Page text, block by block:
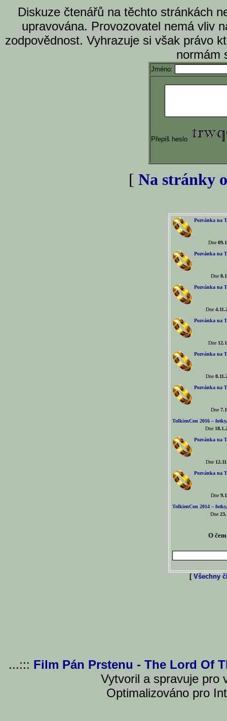
Diskuze čtenářů na těchto stránkách
upravována. Provozovatel nemá vliv
zodpovědnost. Vyhrazuje si však právo
normám
Jméno:
Přepiš heslo
[ Na stránky
Pozvánka na
Dne
Pozvánka na
Dne
Pozvánka na
Dne
Pozvánka na
Dne
Pozvánka na
Dne
Pozvánka na
Dne
TolkienCon 2016 –
Dne
Pozvánka na
Dne
Pozvánka na
Dne
TolkienCon 2014 –
Dne
O
[ Všechny
...::: Film Pán Prstenu - The Lord Of
Vytvoril a spravuje pro
Optimalizováno pro